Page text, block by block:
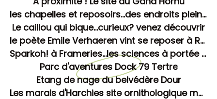
les chapelles et reposoirs...des endroits plein de sens
Le caillou qui bique...curieux? venez découvrir
le poète Emile Verhaeren vint se reposer à Roisin
Sparkoh! à Frameries...les sciences à portée des enfants!
Parc d'aventures Dock 79 Tertre
Etang de nage du belvédère Dour
Les marais d'Harchies site ornithologique majeur